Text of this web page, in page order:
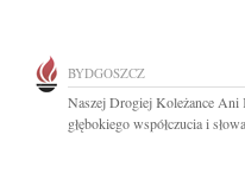
BYDGOSZCZ
Naszej Drogiej Koleżance
głębokiego współczucia i